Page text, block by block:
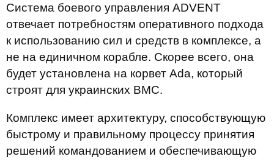
Система боевого управления ADVENT
отвечает потребностям оперативного подхода
к использованию сил и средств в комплексе, а
не на единичном корабле. Скорее всего, она
будет установлена ​​на корвет Ada, который
строят для украинских ВМС.
Комплекс имеет архитектуру, способствующую
быстрому и правильному процессу принятия
решений командованием и обеспечивающую